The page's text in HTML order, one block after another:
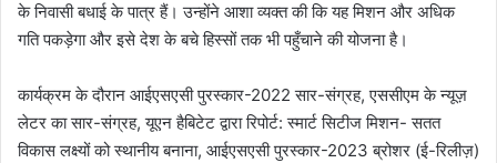
के निवासी बधाई के पात्र हैं। उन्होंने आशा व्यक्त की कि यह मिशन और अधिक
गति पकड़ेगा और इसे देश के बचे हिस्सों तक भी पहुँचाने की योजना है।
कार्यक्रम के दौरान आईएसएसी पुरस्कार-2022 सार-संग्रह, एससीएम के न्यूज़
लेटर का सार-संग्रह, यूएन हैबिटेट द्वारा रिपोर्ट: स्मार्ट सिटीज मिशन- सतत
विकास लक्ष्यों को स्थानीय बनाना, आईएसएसी पुरस्कार-2023 ब्रोशर (ई-रिलीज़)